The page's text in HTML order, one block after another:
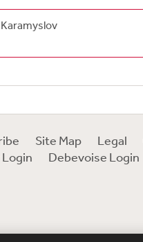
Site Map Legal
Debevoise Login